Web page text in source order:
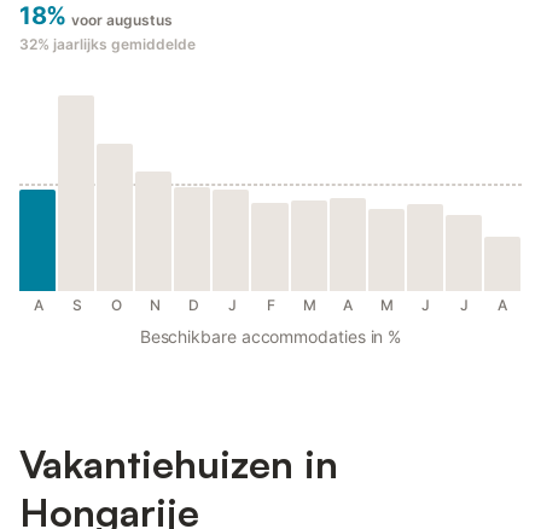
18% voor augustus
32% jaarlijks gemiddelde
A S O N D J F M A M J J A
Beschikbare accommodaties in %
Vakantiehuizen in
Hongarije